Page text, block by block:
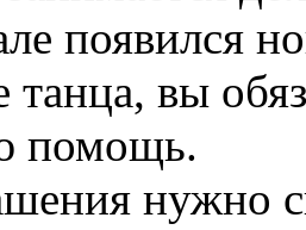
появился
танца, вы
помощь.
нужно